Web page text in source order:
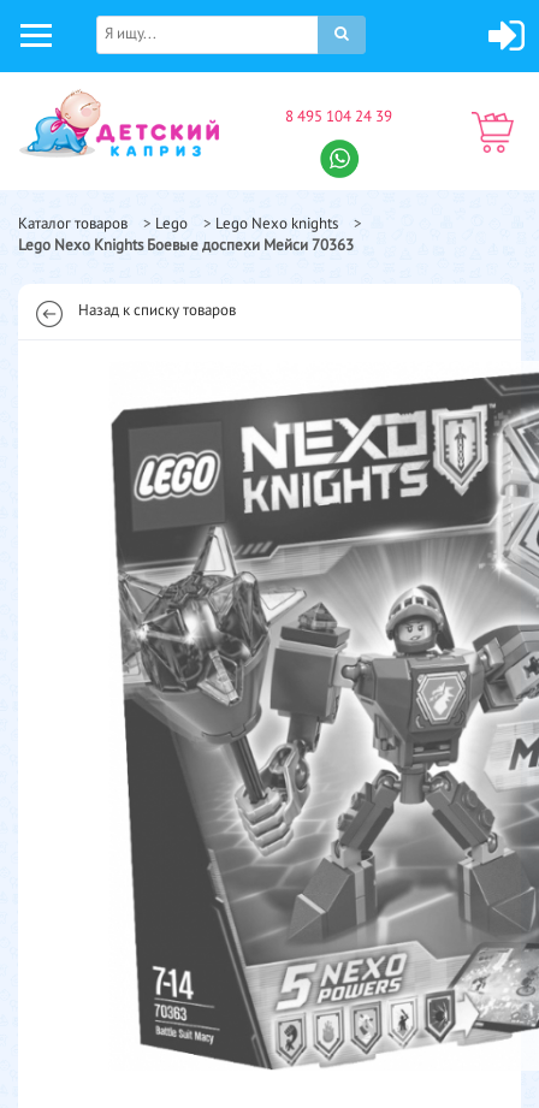
8 495 104 24 39
Каталог товаров > Lego > Lego Nexo knights
>
Lego Nexo Knights Боевые доспехи Мейси 70363
Назад к списку товаров